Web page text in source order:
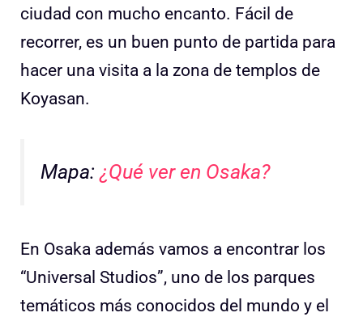
ciudad con mucho encanto. Fácil de
recorrer, es un buen punto de partida para
hacer una visita a la zona de templos de
Koyasan.
Mapa: ¿Qué ver en Osaka?
En Osaka además vamos a encontrar los
“Universal Studios”, uno de los parques
temáticos más conocidos del mundo y el